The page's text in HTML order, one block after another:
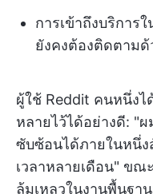
การเข้าถึงบริการ
ยังคงต้องติดตามด้
ผู้ใช้ Reddit คนหนึ่ง
หลายไว้ได้อย่างดี: "
ซับซ้อนได้ภายในหนึ่
เวลาหลายเดือน" ขณ
ล้มเหลวในงานพื้นฐา